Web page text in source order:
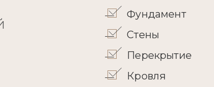
Фундамент
Стены
Перекрытие
Кровля